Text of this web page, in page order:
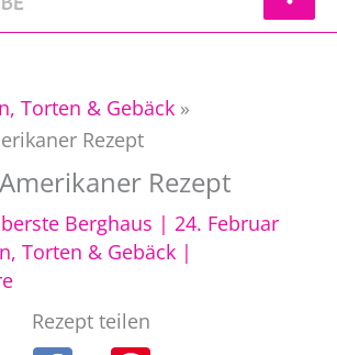
Torten & Gebäck
Rezept
Rezept
Berghaus | 24. Februar
Torten & Gebäck|
Rezept teilen